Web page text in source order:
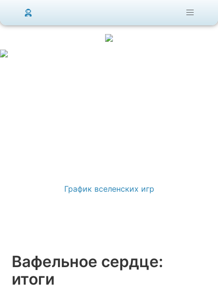
График вселенских игр
Вафельное сердце:
итоги